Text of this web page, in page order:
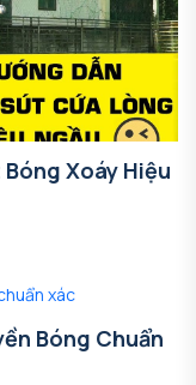
Xoáy Hiệu
Bóng Chuẩn